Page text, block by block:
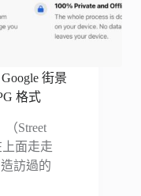
街景
格式
Street
面走走
訪過的